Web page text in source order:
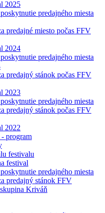
2025
predajného miesta
predajné miesto počas FFV
2024
predajného miesta
predajný stánok počas FFV
2023
predajného miesta
predajný stánok počas FFV
2022
program
festivalu
festival
predajného miesta
predajný stánok FFV
Kriváň